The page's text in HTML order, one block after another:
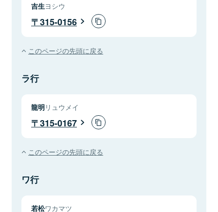
吉生ヨシウ
315-0156
このページの先頭に戻る
ラ行
龍明リュウメイ
315-0167
このページの先頭に戻る
ワ行
若松ワカマツ